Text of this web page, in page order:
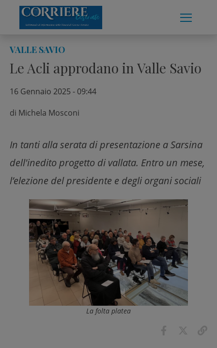
content
VALLE SAVIO
Le Acli approdano in Valle Savio
16 Gennaio 2025 - 09:44
di Michela Mosconi
In tanti alla serata di presentazione a Sarsina
dell'inedito progetto di vallata. Entro un mese,
l’elezione del presidente e degli organi sociali
La folta platea